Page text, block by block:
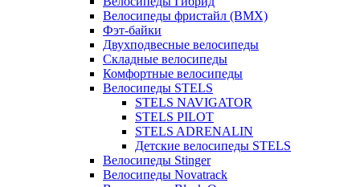
Велосипеды фристайл (BMX)
Фэт-байки
Двухподвесные велосипеды
Складные велосипеды
Комфортные велосипеды
Велосипеды STELS
STELS NAVIGATOR
STELS PILOT
STELS ADRENALIN
Детские велосипеды STELS
Велосипеды Stinger
Велосипеды Novatrack